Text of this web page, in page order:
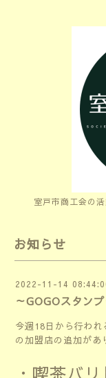
室戸市商工会の
お知らせ
2022-11-14
～GOGOスタン
今週18日から行わ
の加盟店の追加があ
・喫茶バ